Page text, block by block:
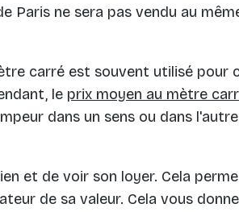
Paris ne sera pas vendu au
carré est souvent utilisé pour
le prix moyen au mètre
dans un sens ou dans
et de voir son loyer. Cela
de sa valeur. Cela vous